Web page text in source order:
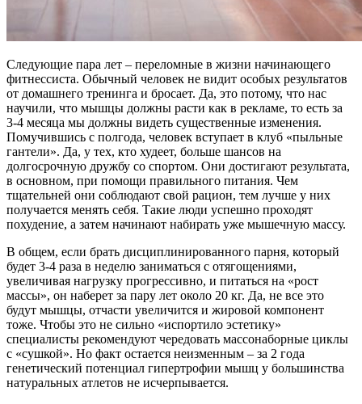
Следующие пара лет – переломные в жизни начинающего
фитнессиста. Обычный человек не видит особых результатов
от домашнего тренинга и бросает. Да, это потому, что нас
научили, что мышцы должны расти как в рекламе, то есть за
3-4 месяца мы должны видеть существенные изменения.
Помучившись с полгода, человек вступает в клуб «пыльные
гантели». Да, у тех, кто худеет, больше шансов на
долгосрочную дружбу со спортом. Они достигают результата,
в основном, при помощи правильного питания. Чем
тщательней они соблюдают свой рацион, тем лучше у них
получается менять себя. Такие люди успешно проходят
похудение, а затем начинают набирать уже мышечную массу.
В общем, если брать дисциплинированного парня, который
будет 3-4 раза в неделю заниматься с отягощениями,
увеличивая нагрузку прогрессивно, и питаться на «рост
массы», он наберет за пару лет около 20 кг. Да, не все это
будут мышцы, отчасти увеличится и жировой компонент
тоже. Чтобы это не сильно «испортило эстетику»
специалисты рекомендуют чередовать массонаборные циклы
с «сушкой». Но факт остается неизменным – за 2 года
генетический потенциал гипертрофии мышц у большинства
натуральных атлетов не исчерпывается.